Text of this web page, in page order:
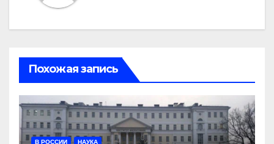
Похожая запись
В РОССИИ НАУКА